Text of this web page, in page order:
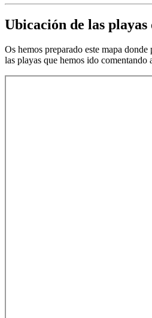
Ubicación de las playas
Os hemos preparado este mapa
las playas que hemos ido